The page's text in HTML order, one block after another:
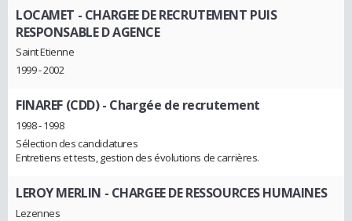
LOCAMET - CHARGEE DE RECRUTEMENT PUIS
RESPONSABLE D AGENCE
Saint Etienne
1999 - 2002
FINAREF (CDD)- Chargée de recrutement
1998 - 1998
Sélection des candidatures
Entretiens et tests, gestion des évolutions de carrières.
LEROY MERLIN - CHARGEE DE RESSOURCES HUMAINES
Lezennes